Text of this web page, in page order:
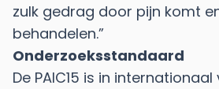
zulk gedrag door pijn komt
behandelen.”
Onderzoeksstandaard
De PAIC15 is in